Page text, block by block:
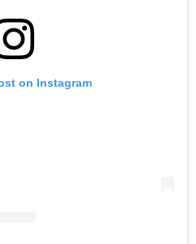
on Instagram